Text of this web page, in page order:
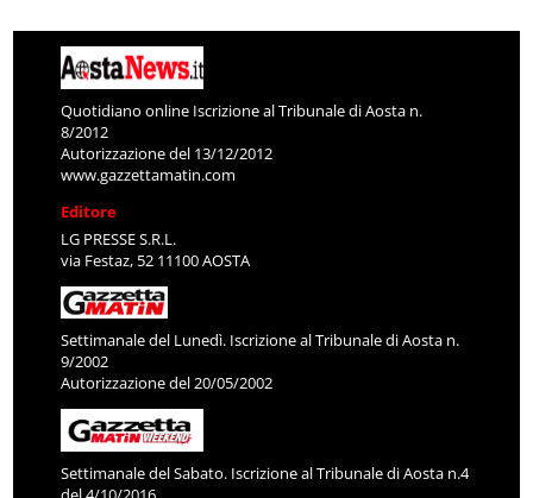
Quotidiano online Iscrizione al Tribunale di Aosta n.
8/2012
Autorizzazione del 13/12/2012
www.gazzettamatin.com
Editore
LG PRESSE S.R.L.
via Festaz, 52 11100 AOSTA
Settimanale del Lunedì. Iscrizione al Tribunale di Aosta n.
9/2002
Autorizzazione del 20/05/2002
Settimanale del Sabato. Iscrizione al Tribunale di Aosta n.4